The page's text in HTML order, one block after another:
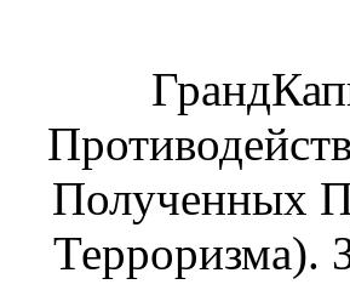
Полученных